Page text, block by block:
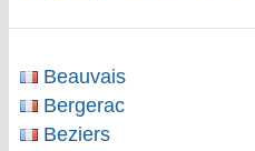
Beauvais
Bergerac
Beziers